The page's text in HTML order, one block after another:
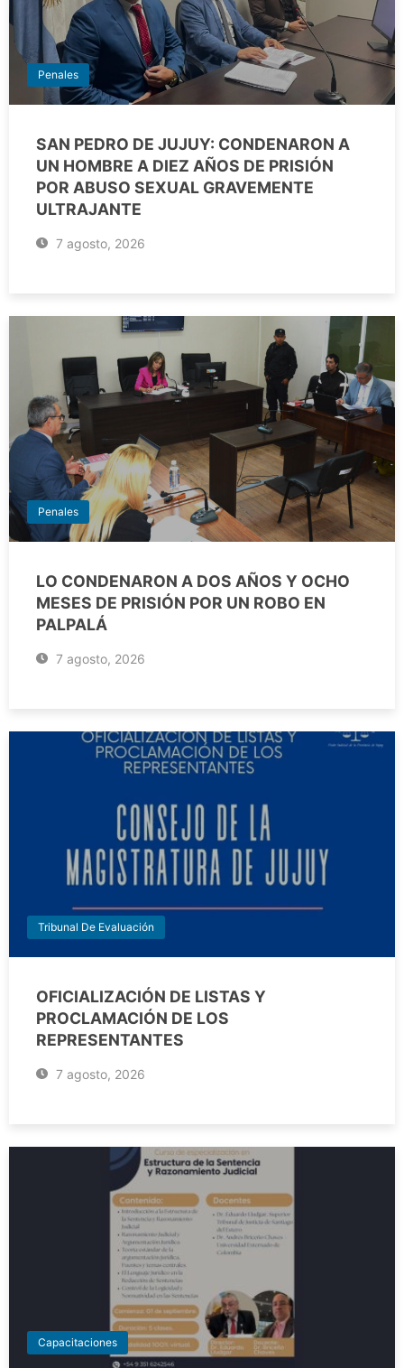
Penales
SAN PEDRO DE JUJUY: CONDENARON A
UN HOMBRE A DIEZ AÑOS DE PRISIÓN
POR ABUSO SEXUAL GRAVEMENTE
ULTRAJANTE
7 agosto, 2026
Penales
LO CONDENARON A DOS AÑOS Y OCHO
MESES DE PRISIÓN POR UN ROBO EN
PALPALÁ
7 agosto, 2026
Tribunal De Evaluación
OFICIALIZACIÓN DE LISTAS Y
PROCLAMACIÓN DE LOS
REPRESENTANTES
7 agosto, 2026
Capacitaciones